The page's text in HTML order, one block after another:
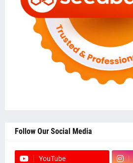
Follow Our Social Media
YouTube